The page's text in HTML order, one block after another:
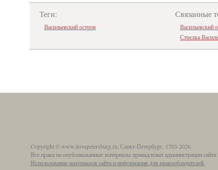
Теги:
Васильевский остров
Связанные
Васильевский
Стрелка
Copyright © www.ilovepetersburg.ru, Санкт-Петербург, 1703-2026.
Все права на опубликованные материалы принадлежат администрации
Использование материалов сайта и информация для правообладателей.